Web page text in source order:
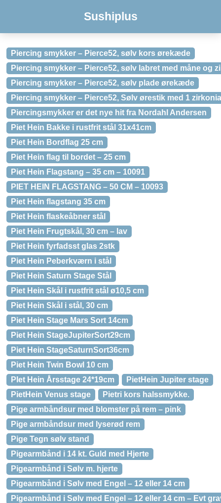
Sushiplus
Piercing smykker – Pierce52, sølv kors ørekæde
Piercing smykker – Pierce52, sølv labret med måne og
Piercing smykker – Pierce52, sølv plade ørekæde
Piercing smykker – Pierce52, Sølv ørestik med 1 zirkonia
Piercingsmykker er det nye hit fra Nordahl Andersen
Piet Hein Bakke i rustfrit stål 31x41cm
Piet Hein Bordflag 25 cm
Piet Hein flag til bordet – 25 cm
Piet Hein Flagstang – 35 cm – 10091
PIET HEIN FLAGSTANG – 50 CM – 10093
Piet Hein flagstang 35 cm
Piet Hein flaskeåbner stål
Piet Hein Frugtskål, 30 cm – lav
Piet Hein fyrfadsst glas 2stk
Piet Hein Peberkværn i stål
Piet Hein Saturn Stage Stål
Piet Hein Skål i rustfrit stål ø10,5 cm
Piet Hein Skål i stål, 30 cm
Piet Hein Stage Mars Sort 14cm
Piet Hein StageJupiterSort29cm
Piet Hein StageSaturnSort36cm
Piet Hein Twin Bowl 10 cm
PIet Hein Årsstage 24*19cm
PietHein Jupiter stage
PietHein Venus stage
Pietri kors halssmykke.
Pige armbåndsur med blomster på rem – pink
Pige armbåndsur med lyserød rem
Pige Tegn sølv stand
Pigearmbånd i 14 kt. Guld med Hjerte
Pigearmbånd i Sølv m. hjerte
Pigearmbånd i Sølv med Engel – 12 eller 14 cm
Pigearmbånd i Sølv med Engel – 12 eller 14 cm – Evt